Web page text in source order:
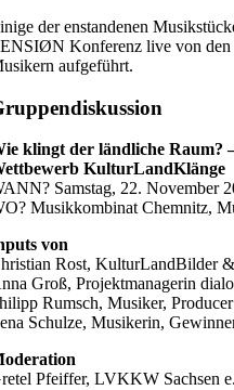
der enstandenen
Konferenz live von den
aufgeführt.
klingt der ländliche Raum?
KulturLandKlänge
Samstag, 22. November
Musikkombinat Chemnitz,
von
Rost, KulturLandBilder
Groß, Projektmanagerin
Rumsch, Musiker,
Schulze, Musikerin,
Pfeiffer, LVKKW Sachsen